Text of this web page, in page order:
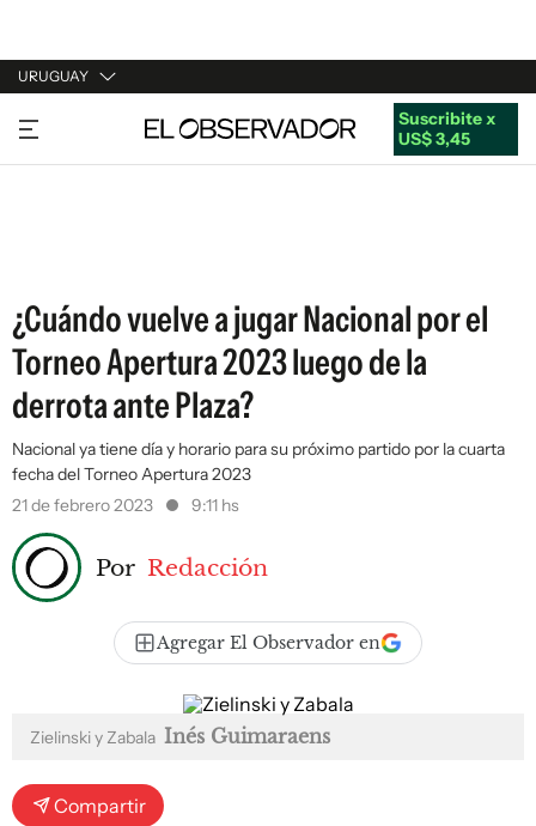
URUGUAY
URUGUAY
ARGENTINA
Suscribite x
US$ 3,45
¿Cuándo vuelve a jugar Nacional por el
Torneo Apertura 2023 luego de la
derrota ante Plaza?
Nacional ya tiene día y horario para su próximo partido por la cuarta
fecha del Torneo Apertura 2023
21 de febrero 2023
9:11 hs
Por Redacción
Agregar El Observador en
Zielinski y Zabala Inés Guimaraens
Compartir